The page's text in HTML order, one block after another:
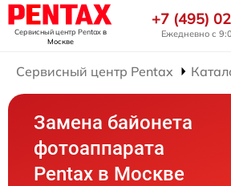
Сервисный центр Pentaxв
Москве
+7 (495)
Ежедневно с
Сервисный центр Pentax
Замена байонета
фотоаппарата
Pentax в Москве